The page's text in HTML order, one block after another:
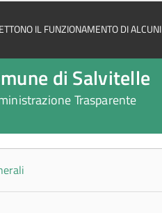
di Salvitelle
Trasparente
IL FUNZIONAMENTO DI